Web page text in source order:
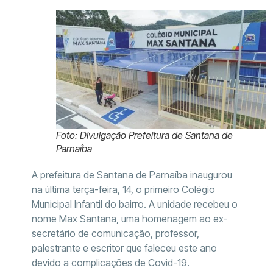
Foto: Divulgação Prefeitura de Santana de
Parnaíba
A prefeitura de Santana de Parnaíba inaugurou
na última terça-feira, 14, o primeiro Colégio
Municipal Infantil do bairro. A unidade recebeu o
nome Max Santana, uma homenagem ao ex-
secretário de comunicação, professor,
palestrante e escritor que faleceu este ano
devido a complicações de Covid-19.